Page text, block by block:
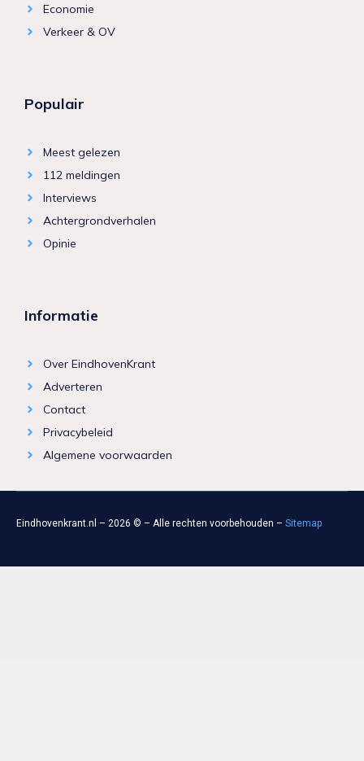
Economie
Verkeer & OV
Populair
Meest gelezen
112 meldingen
Interviews
Achtergrondverhalen
Opinie
Informatie
Over EindhovenKrant
Adverteren
Contact
Privacybeleid
Algemene voorwaarden
Eindhovenkrant.nl – 2026 © – Alle rechten voorbehouden – Sitemap